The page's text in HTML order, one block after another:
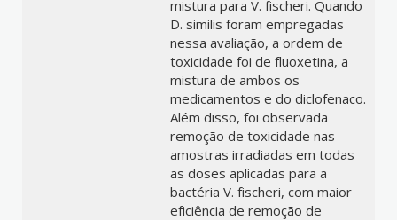
mistura para V. fischeri. Quando
D. similis foram empregadas
nessa avaliação, a ordem de
toxicidade foi de fluoxetina, a
mistura de ambos os
medicamentos e do diclofenaco.
Além disso, foi observada
remoção de toxicidade nas
amostras irradiadas em todas
as doses aplicadas para a
bactéria V. fischeri, com maior
eficiência de remoção de